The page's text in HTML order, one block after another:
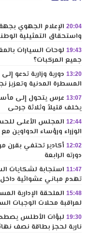
20:04 الإعلام الجهوي
واستحقاق التمثيلية
19:43 لوحات السيارات
جميع المركبات؟
13:20 دورية وزارية تدعو
المسطرة المدنية وتعزيز
13:07 عرس يتحول إلى
يخلف قتيلاً وثلاثة جرحى
12:44 المجلس الأعلى
الوزراء ورؤساء الدواوين
12:02
دورته الرابعة
11:47 استجابة لشكايات
تهدم مباني عشوائية
15:48 الملحقة الإدارية
لمراقبة محلات الوجبات
19:30 لبؤات الأطلس
نارية لحجز بطاقة نصف